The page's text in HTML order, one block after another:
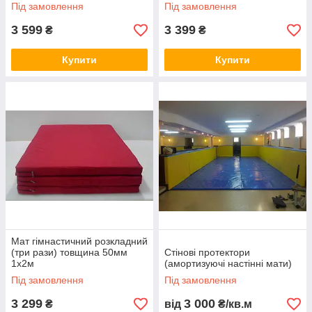
Під замовлення
3 599 ₴
Купити
Під замовлення
3 399 ₴
Купити
Мат гімнастичний розкладний
(три рази) товщина 50мм
1х2м
Під замовлення
3 299 ₴
Стінові протектори
(амортизуючі настінні мати)
Під замовлення
від 3 000 ₴/кв.м